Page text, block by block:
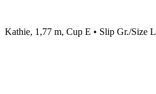
Kathie, 1,77 m, Cup E • Slip Gr./Size L